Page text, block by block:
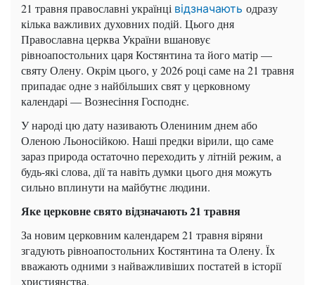
21 травня православні українці відзначають одразу
кілька важливих духовних подій. Цього дня
Православна церква України вшановує
рівноапостольних царя Костянтина та його матір —
святу Олену. Окрім цього, у 2026 році саме на 21 травня
припадає одне з найбільших свят у церковному
календарі — Вознесіння Господнє.
У народі цю дату називають Олениним днем або
Оленою Льоносійкою. Наші предки вірили, що саме
зараз природа остаточно переходить у літній режим, а
будь-які слова, дії та навіть думки цього дня можуть
сильно вплинути на майбутнє людини.
Яке церковне свято відзначають 21 травня
За новим церковним календарем 21 травня віряни
згадують рівноапостольних Костянтина та Олену. Їх
вважають одними з найважливіших постатей в історії
християнства.